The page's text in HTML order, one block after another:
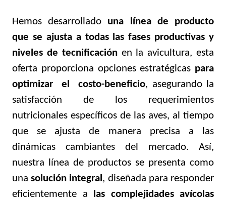
Hemos desarrollado una línea de producto
que se ajusta a todas las fases productivas y
niveles de tecnificaciónen la avicultura, esta
oferta proporciona opciones estratégicas para
optimizar el costo-beneficio, asegurando la
satisfacción de los requerimientos
nutricionales específicos de las aves, al tiempo
que se ajusta de manera precisa a las
dinámicas cambiantes del mercado. Así,
nuestra línea de productos se presenta como
unasolución integral , diseñada para responder
eficientemente a las complejidades avícolas